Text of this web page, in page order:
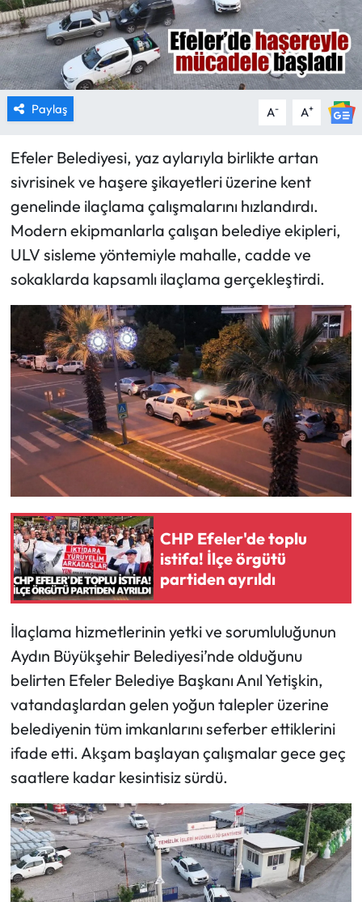
Paylaş A- A+
Efeler Belediyesi, yaz aylarıyla birlikte artan
sivrisinek ve haşere şikayetleri üzerine kent
genelinde ilaçlama çalışmalarını hızlandırdı.
Modern ekipmanlarla çalışan belediye ekipleri,
ULV sisleme yöntemiyle mahalle, cadde ve
sokaklarda kapsamlı ilaçlama gerçekleştirdi.
CHP Efeler'de toplu
istifa! İlçe örgütü
partiden ayrıldı
İlaçlama hizmetlerinin yetki ve sorumluluğunun
Aydın Büyükşehir Belediyesi’nde olduğunu
belirten Efeler Belediye Başkanı Anıl Yetişkin,
vatandaşlardan gelen yoğun talepler üzerine
belediyenin tüm imkanlarını seferber ettiklerini
ifade etti. Akşam başlayan çalışmalar gece geç
saatlere kadar kesintisiz sürdü.
YAŞAM
RESMİ İLANLAR
HABER İLAN